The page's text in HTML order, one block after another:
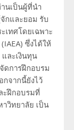
นเป็นผู้ที่นำ
กและยอม รับ
เทศโดยเฉพาะ
ซึ่งได้ให้
ละเงินทุน
ดการฝึกอบรม
กจากนี้ยังไว้
ะฝึกอบรมที่
วิทยาลัย เป็น